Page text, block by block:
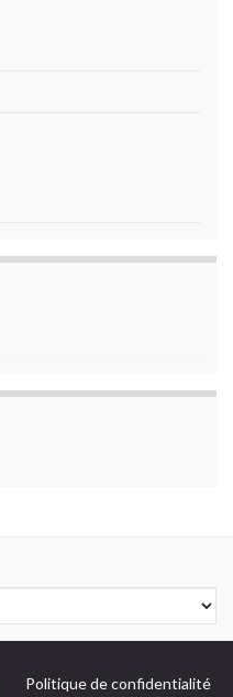
Politique de confidentialité